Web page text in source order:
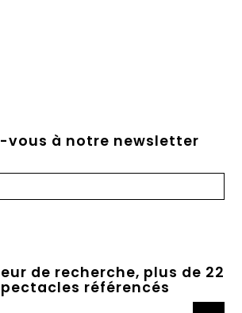
vous à notre newsletter
de recherche, plus de 22
référencés